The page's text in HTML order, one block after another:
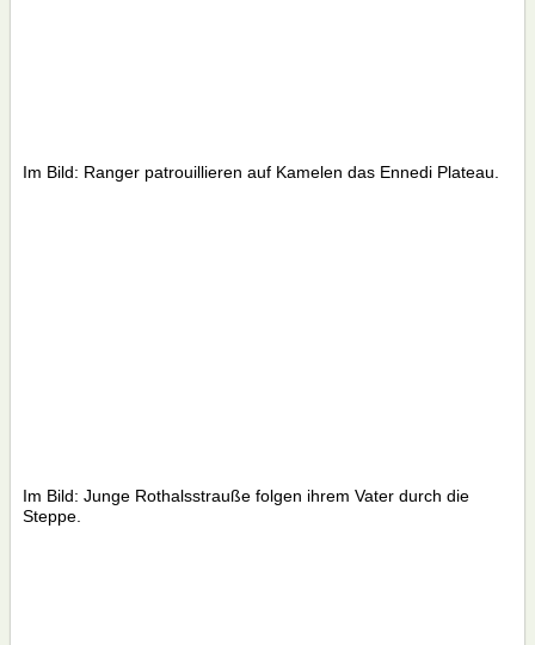
Im Bild: Ranger patrouillieren auf Kamelen das Ennedi Plateau.
Im Bild: Junge Rothalsstrauße folgen ihrem Vater durch die
Steppe.